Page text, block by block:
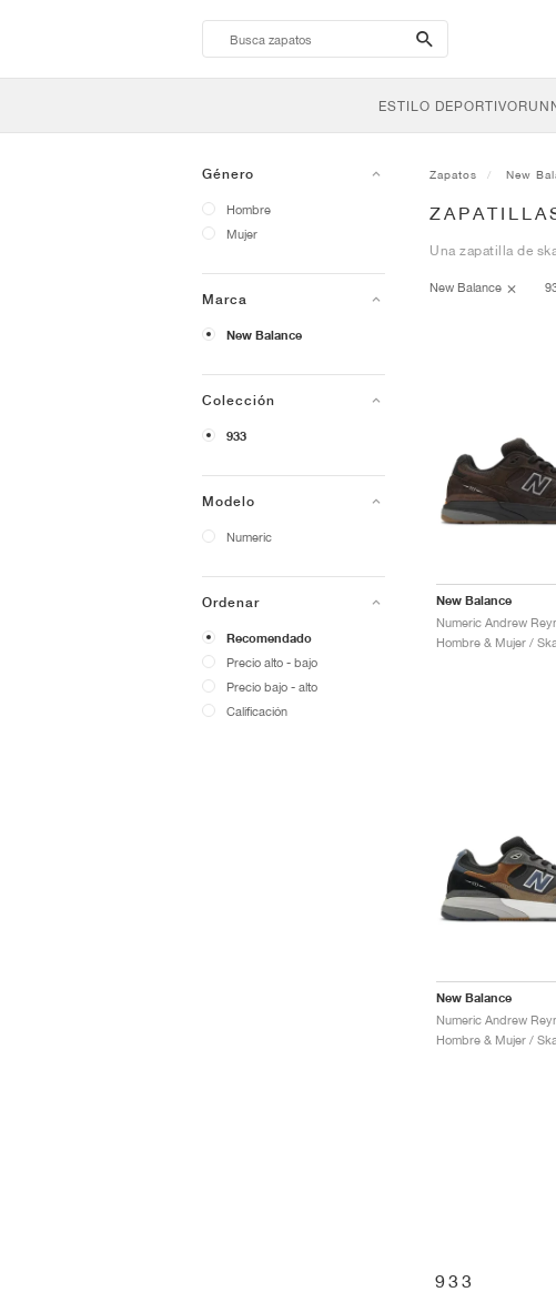
search-
btn
ESTILO DEPORTIVO
Género
Hombre
Mujer
Marca
New Balance
Colección
933
Modelo
Numeric
Ordenar
Recomendado
Precio alto - bajo
Precio bajo - alto
Calificación
Zapatos New
Una zapatilla de
New Balance
New Balance
Hombre & Mujer /
New Balance
Hombre & Mujer /
933